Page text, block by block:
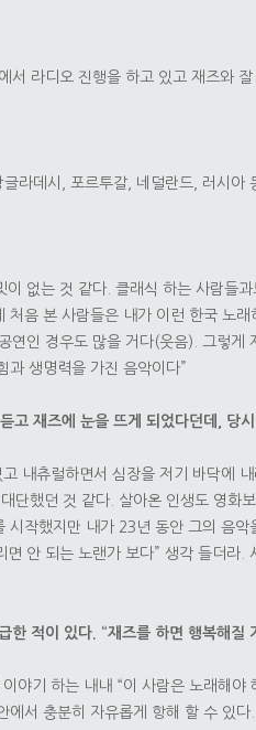
서 라디오 진행을 하고 있고 재즈와
라데시, 포르투갈, 네덜란드, 러시
없는 것 같다. 클래식 하는 사람들
음 본 사람들은 내가 이런 한국 노
인 경우도 많을 거다(웃음). 그렇
과 생명력을 가진 음악이다”
고 재즈에 눈을 뜨게 되었다던데, 당
내츄럴하면서 심장을 저기 바닥에
단했던 것 같다. 살아온 인생도 영
작했지만 내가 23년 동안 그의 음
안 되는 노랜가 보다” 생각 들더
적이 있다. “재즈를 하면 행복해질
야기 하는 내내 “이 사람은 노래해
서 충분히 자유롭게 항해 할 수 있